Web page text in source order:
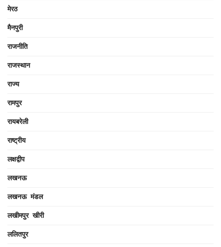
मेरठ
मैनपुरी
राजनीति
राजस्थान
राज्य
रामपुर
रायबरेली
राष्ट्रीय
लक्षद्वीप
लखनऊ
लखनऊ मंडल
लखीमपुर खीरी
ललितपुर